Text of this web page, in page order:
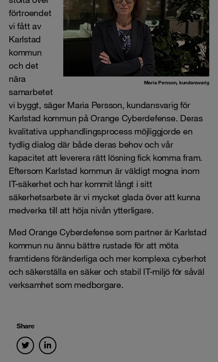
Share
Maria Persson, kundansvarig
förtroendet
vi fått av
Karlstad
kommun
och det
nära
samarbetet
vi byggt, säger Maria Persson, kundansvarig för
Karlstad kommun på Orange Cyberdefense. Deras
kvalitativa upphandlingsprocess möjliggjorde en
tydlig dialog där både deras behov och vår
kapacitet att leverera rätt lösning fick komma fram.
Eftersom Karlstad kommun är väldigt mogna inom
IT-säkerhet och har kommit långt i sitt
säkerhetsarbete är vi mycket glada över att kunna
medverka till att höja nivån ytterligare.
Med Orange Cyberdefense som partner är Karlstad
kommun nu ännu bättre rustade för att möta
framtidens föränderliga och mer komplexa cyberhot
och säkerställa en säker och stabil IT-miljö för såväl
verksamhet som medborgare.